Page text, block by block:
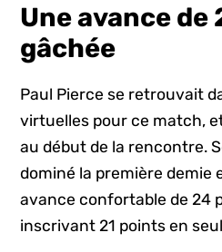
Une avance
gâchée
Paul Pierce se retrouvait
virtuelles pour ce match,
au début de la rencontre.
dominé la première demie
avance confortable de 24
inscrivant 21 points en